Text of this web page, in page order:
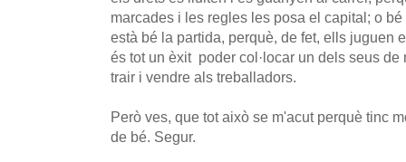
marcades i les regles les posa el capital; o
està bé la partida, perquè, de fet, ells juguen
és tot un èxit poder col·locar un dels seus
trair i vendre als treballadors.
Però ves, que tot això se m'acut perquè tinc
de bé. Segur.